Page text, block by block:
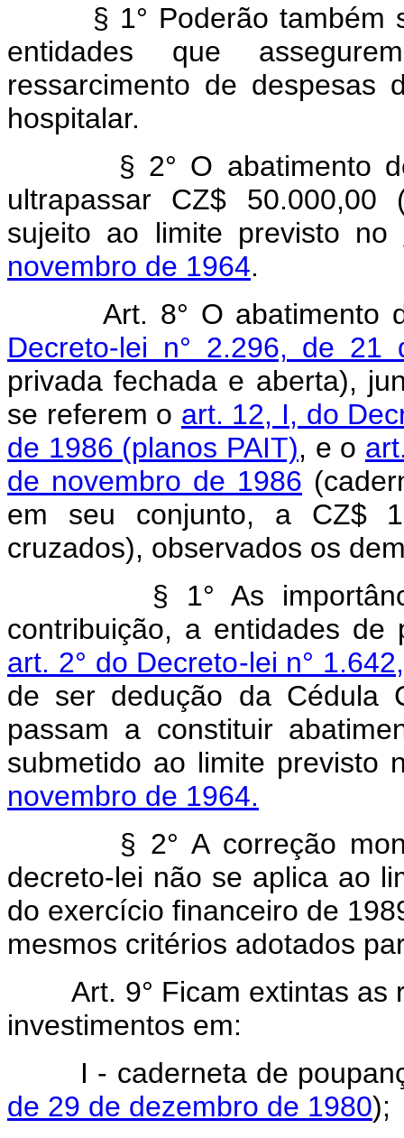
§ 1° Poderão também
entidades que
ressarcimento de despesas
hospitalar.
§ 2° O abatimento de
ultrapassar CZ$
sujeito ao limite previsto no
novembro de 1964.
Art. 8° O abatimento
Decreto-lei n° 2.296, de 21
privada fechada e aberta),
se referem o art. 12, I, do
de 1986 (planos PAIT), e o
de novembro de 1986
em seu conjunto, a CZ$
cruzados), observados os
§ 1° As
contribuição, a entidades de
art. 2° do Decreto-lei n°
de ser dedução da Cédula
passam a constituir
submetido ao limite previsto
novembro de 1964.
§ 2° A correção
decreto-lei não se aplica ao
do exercício financeiro de
mesmos critérios adotados
Art. 9° Ficam extintas
investimentos em:
I - caderneta de
de 29 de dezembro de 1980);